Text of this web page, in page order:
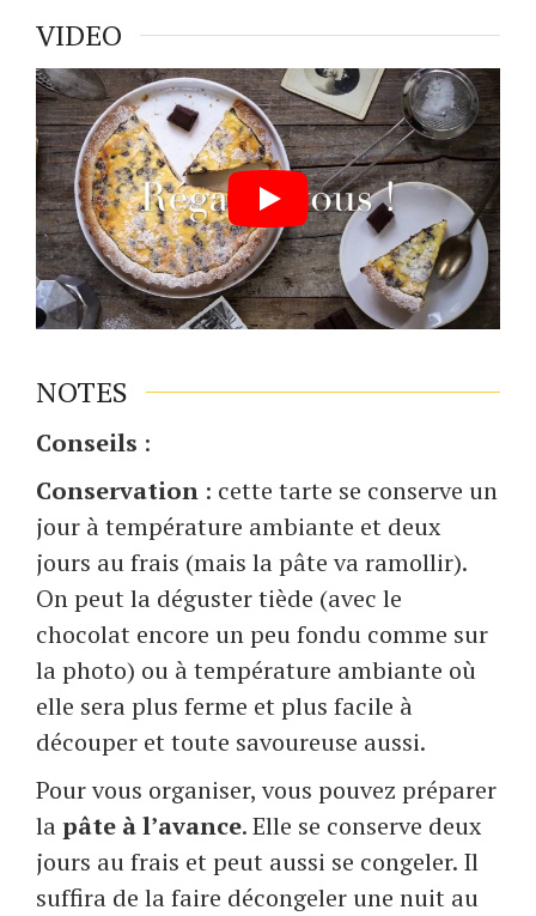
VIDEO
NOTES
Conseils :
Conservation : cette tarte se conserve un
jour à température ambiante et deux
jours au frais (mais la pâte va ramollir).
On peut la déguster tiède (avec le
chocolat encore un peu fondu comme sur
la photo) ou à température ambiante où
elle sera plus ferme et plus facile à
découper et toute savoureuse aussi.
Pour vous organiser, vous pouvez préparer
lapâte à l’avance. Elle se conserve deux
jours au frais et peut aussi se congeler. Il
suffira de la faire décongeler une nuit au